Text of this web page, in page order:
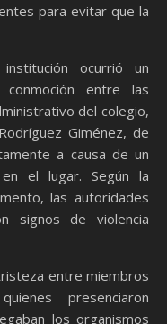
para evitar que la
ocurrió un
entre las
del colegio,
Giménez, de
a causa de un
el lugar. Según la
las autoridades
signos de violencia
entre miembros
presenciaron
los organismos